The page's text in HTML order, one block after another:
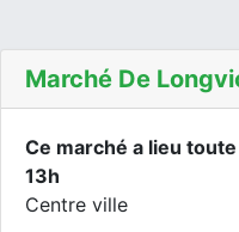
Marché De
Ce marché a lieu
13h
Centre ville